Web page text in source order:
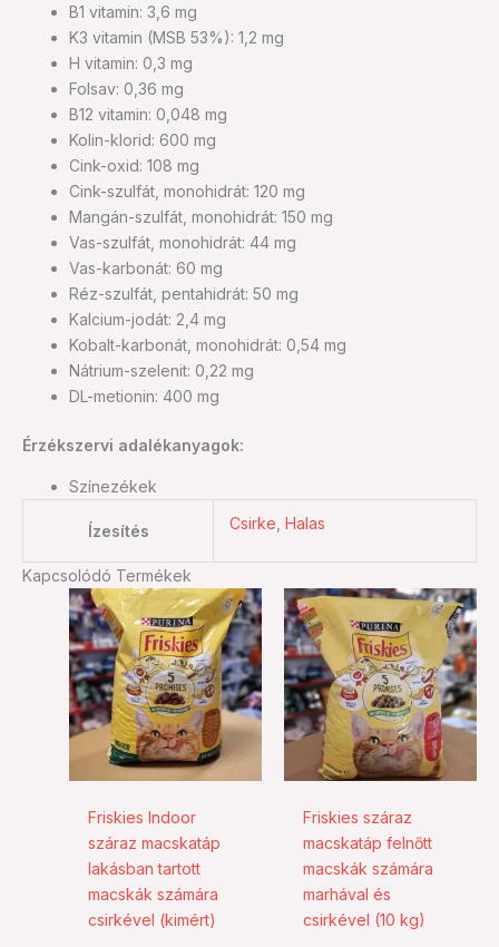
B1 vitamin: 3,6 mg
K3 vitamin (MSB 53%): 1,2 mg
H vitamin: 0,3 mg
Folsav: 0,36 mg
B12 vitamin: 0,048 mg
Kolin-klorid: 600 mg
Cink-oxid: 108 mg
Cink-szulfát, monohidrát: 120 mg
Mangán-szulfát, monohidrát: 150 mg
Vas-szulfát, monohidrát: 44 mg
Vas-karbonát: 60 mg
Réz-szulfát, pentahidrát: 50 mg
Kalcium-jodát: 2,4 mg
Kobalt-karbonát, monohidrát: 0,54 mg
Nátrium-szelenit: 0,22 mg
DL-metionin: 400 mg
Érzékszervi adalékanyagok:
Színezékek
Ízesítés Csirke Halas
Kapcsolódó Termékek
Friskies Indoor
száraz macskatáp
lakásban tartott
macskák számára
csirkével (kimért)
Friskies száraz
macskatáp felnőtt
macskák számára
marhával és
csirkével (10 kg)